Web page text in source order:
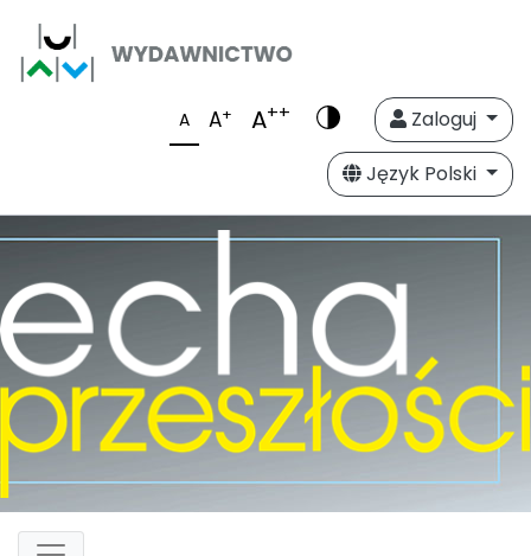
A A+ A++
Zaloguj
Język Polski